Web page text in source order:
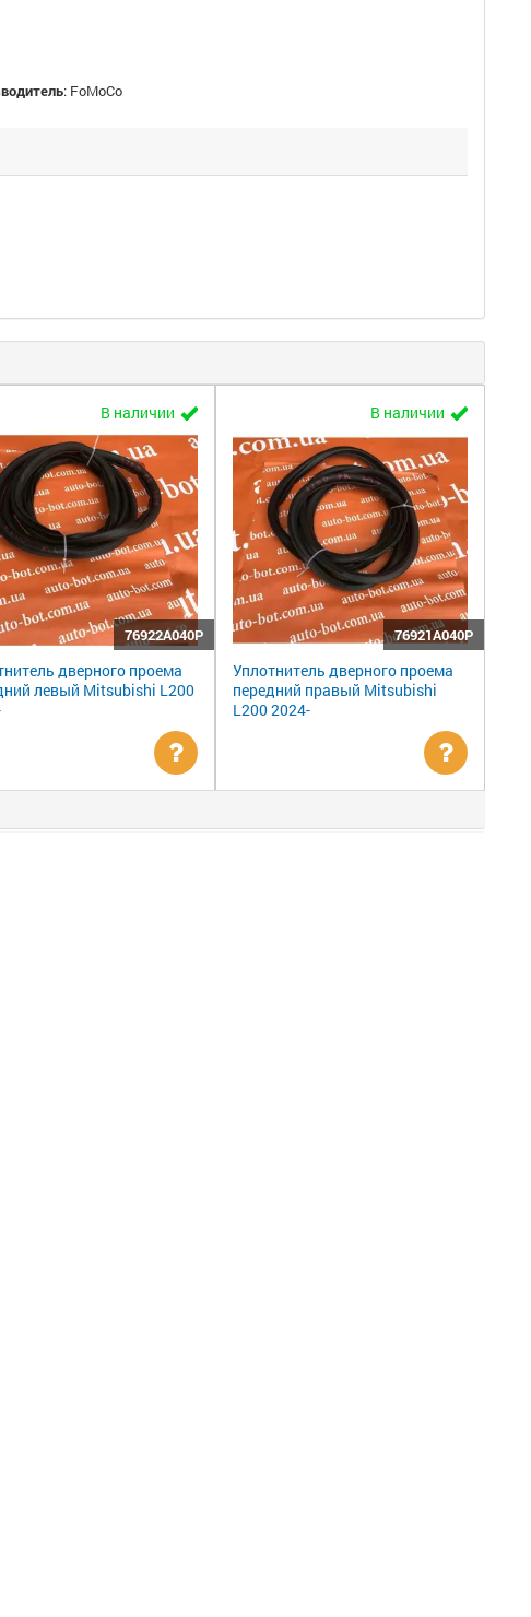
: FoMoCo
В наличии
76922A040P
дверного проема
левый Mitsubishi L200
Уточнить
цену
В наличии
76921A040P
Уплотнитель дверного проема
передний правый Mitsubishi
L200 2024-
цену